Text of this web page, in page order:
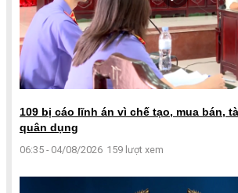
109 bị cáo lĩnh án vì chế tạo, mua bán,
quân dụng
06:35 - 04/08/2026 159 lượt xem